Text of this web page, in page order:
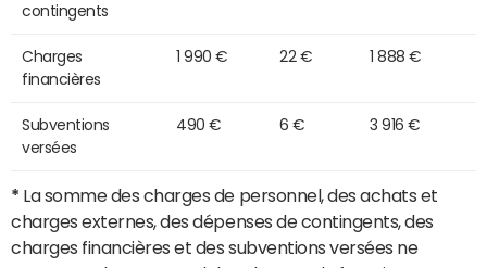
contingents
Charges
financières
1 990 € 22 € 1 888 €
Subventions
versées
490 € 6 € 3 916 €
* La somme des charges de personnel, des achats et
charges externes, des dépenses de contingents, des
charges financières et des subventions versées ne